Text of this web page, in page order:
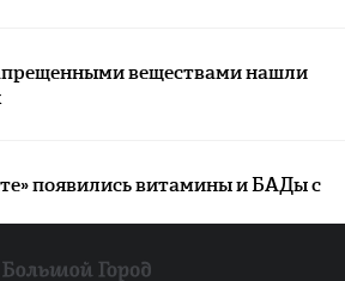
веществами нашли
появились витамины и БАДы с